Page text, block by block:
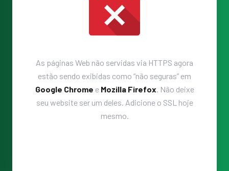
As páginas Web não servidas via HTTPS agora
estão sendo exibidas como “não seguras” em
Google Chrome e Mozilla Firefox. Não deixe
seu website ser um deles. Adicione o SSL hoje
mesmo.